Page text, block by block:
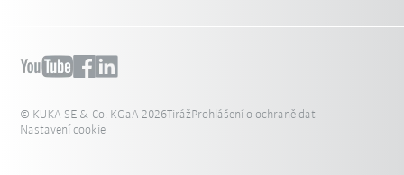
© KUKA SE & Co. KGaA 2026TirážProhlášení o ochraně dat
Nastavení cookie